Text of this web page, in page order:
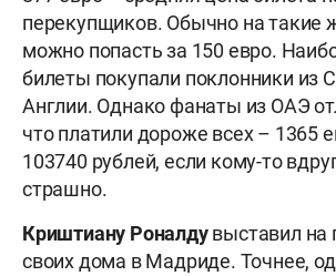
перекупщиков. Обычно на такие
можно попасть за 150 евро.
билеты покупали поклонники из
Англии. Однако фанаты из ОАЭ
что платили дороже всех – 1365
103740 рублей, если кому-то
страшно.
Криштиану Роналдувыставил на
своих дома в Мадриде. Точнее,